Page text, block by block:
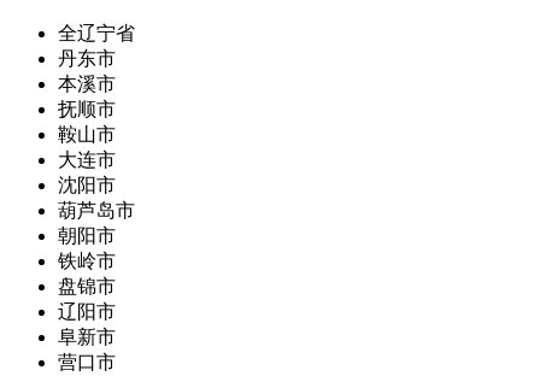
全辽宁省
丹东市
本溪市
抚顺市
鞍山市
大连市
沈阳市
葫芦岛市
朝阳市
铁岭市
盘锦市
辽阳市
阜新市
营口市